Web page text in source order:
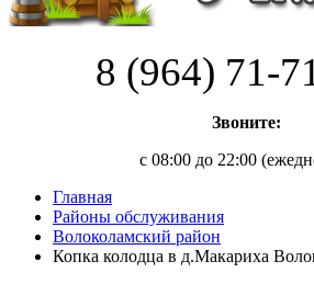
8 (964) 71-
Звоните:
с 08:00 до 22:00
Главная
Районы обслуживания
Волоколамский район
Копка колодца в д.Макариха